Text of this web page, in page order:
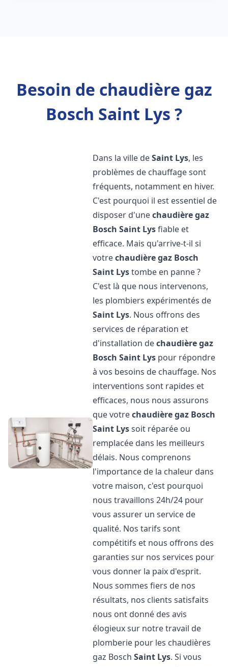
Besoin de chaudière gaz
Bosch Saint Lys ?
Dans la ville deSaint Lys, les
problèmes de chauffage sont
fréquents, notamment en hiver.
C'est pourquoi il est essentiel de
disposer d'unechaudière gaz
Bosch Saint Lysfiable et
efficace. Mais qu'arrive-t-il si
votrechaudière gaz Bosch
Saint Lystombe en panne ?
C'est là que nous intervenons,
les plombiers expérimentés de
Saint Lys. Nous offrons des
services de réparation et
d'installation dechaudière gaz
Bosch Saint Lys pour répondre
à vos besoins de chauffage. Nos
interventions sont rapides et
efficaces, nous nous assurons
que votrechaudière gaz Bosch
Saint Lyssoit réparée ou
remplacée dans les meilleurs
délais. Nous comprenons
l'importance de la chaleur dans
votre maison, c'est pourquoi
nous travaillons 24h/24 pour
vous assurer un service de
qualité. Nos tarifs sont
compétitifs et nous offrons des
garanties sur nos services pour
vous donner la paix d'esprit.
Nous sommes fiers de nos
résultats, nos clients satisfaits
nous ont donné des avis
élogieux sur notre travail de
plomberie pour les chaudières
gaz BoschSaint Lys. Si vous